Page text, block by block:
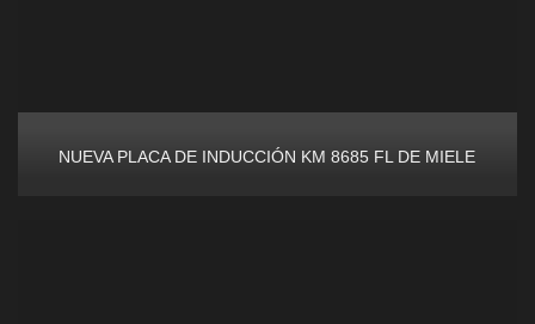
NUEVA PLACA DE INDUCCIÓN KM 8685 FL DE MIELE